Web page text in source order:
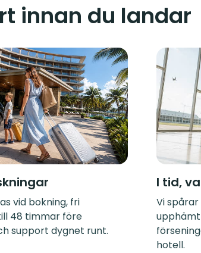
innan du landar
vid bokning, fri
48 timmar före
support dygnet runt.
I tid,
Vi
hotell.